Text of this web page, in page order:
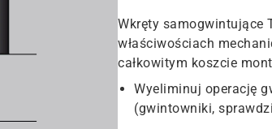
Wkręty samogwintujące
właściwościach
całkowitym koszcie
Wyeliminuj operację
(gwintowniki,